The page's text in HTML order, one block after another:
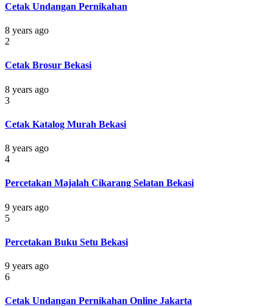
Cetak Undangan Pernikahan
8 years ago
2
Cetak Brosur Bekasi
8 years ago
3
Cetak Katalog Murah Bekasi
8 years ago
4
Percetakan Majalah Cikarang Selatan Bekasi
9 years ago
5
Percetakan Buku Setu Bekasi
9 years ago
6
Cetak Undangan Pernikahan Online Jakarta